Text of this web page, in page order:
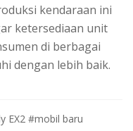
kendaraan ini
ketersediaan unit
di berbagai
dengan lebih baik.
EX2 #mobil baru